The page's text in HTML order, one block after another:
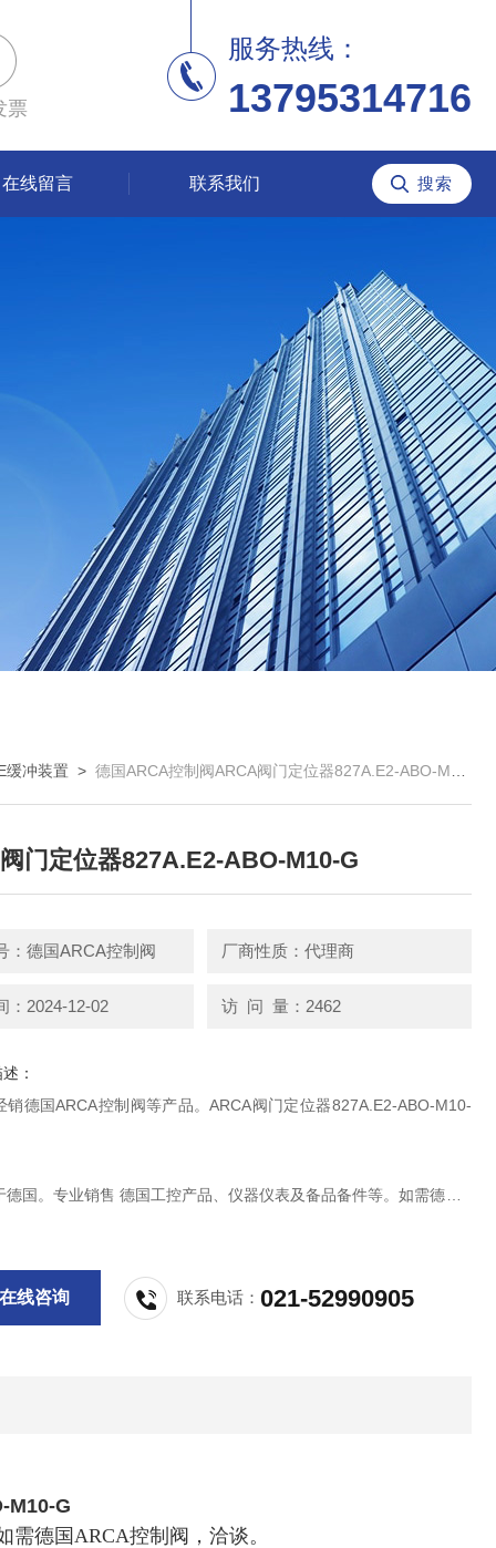
票
服务热线：
13795314716
在线留言 联系我们
缓冲装置 >德国ARCA控制阀ARCA阀门定位器827A.E2-ABO-M10-G
门定位器827A.E2-ABO-M10-G
：德国ARCA控制阀 厂商性质：代理商
：2024-12-02 访 问 量：2462
：
销德国ARCA控制阀等产品。ARCA阀门定位器827A.E2-ABO-M10-
德国。专业销售 德国工控产品、仪器仪表及备品备件等。如需德国A
在线咨询 联系电话：021-52990905
M10-G
德国ARCA控制阀，洽谈。